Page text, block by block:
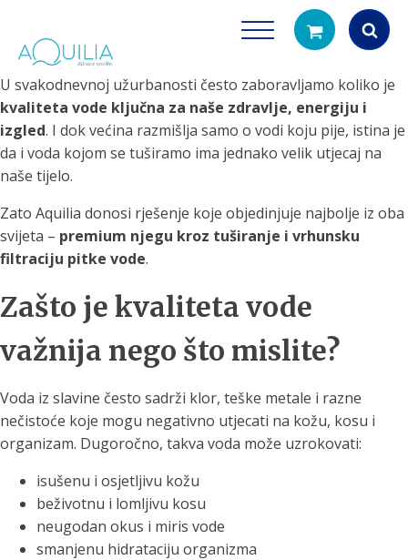
search
U svakodnevnoj užurbanosti često zaboravljamo koliko je
kvaliteta vode ključna za naše zdravlje, energiju i
izgled. I dok većina razmišlja samo o vodi koju pije, istina je
da i voda kojom se tuširamo ima jednako velik utjecaj na
naše tijelo.
Zato Aquilia donosi rješenje koje objedinjuje najbolje iz oba
svijeta – premium njegu kroz tuširanje i vrhunsku
filtraciju pitke vode.
Zašto je kvaliteta vode
važnija nego što mislite?
Voda iz slavine često sadrži klor, teške metale i razne
nečistoće koje mogu negativno utjecati na kožu, kosu i
organizam. Dugoročno, takva voda može uzrokovati:
isušenu i osjetljivu kožu
beživotnu i lomljivu kosu
neugodan okus i miris vode
smanjenu hidrataciju organizma
Tuš glave
filtriranje vode za tuširanje
Vrčevi za
Potpuno prijenosno
čistu vodu za